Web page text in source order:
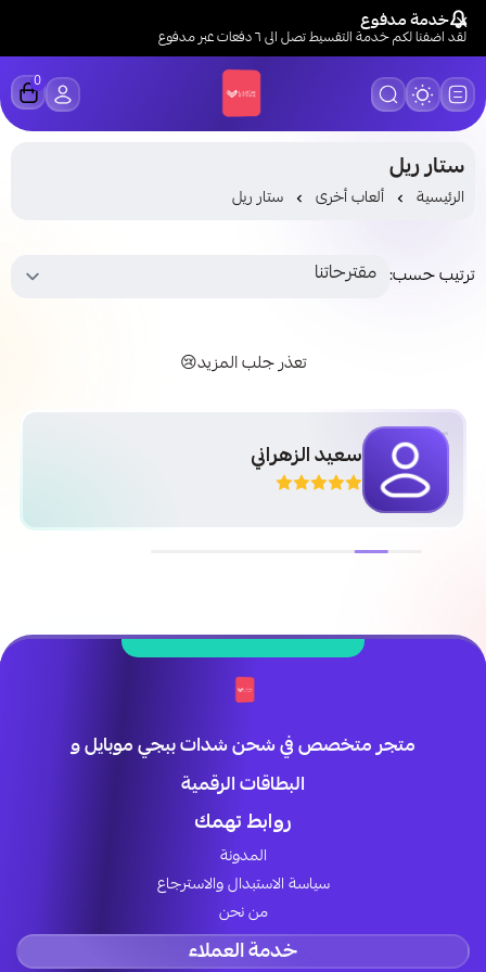
خدمة مدفوع
لقد اضفنا لكم خدمة التقسيط تصل الى ٦ دفعات عبر مدفوع
LUCK STORE
0
ستار ريل
الرئيسية ألعاب أخرى ستار ريل
ترتيب حسب:
تعذر جلب المزيد😢
سعيد الزهراني
متجر متخصص في شحن شدات ببجي موبايل و
البطاقات الرقمية
روابط تهمك
المدونة
سياسة الاستبدال والاسترجاع
من نحن
خدمة العملاء